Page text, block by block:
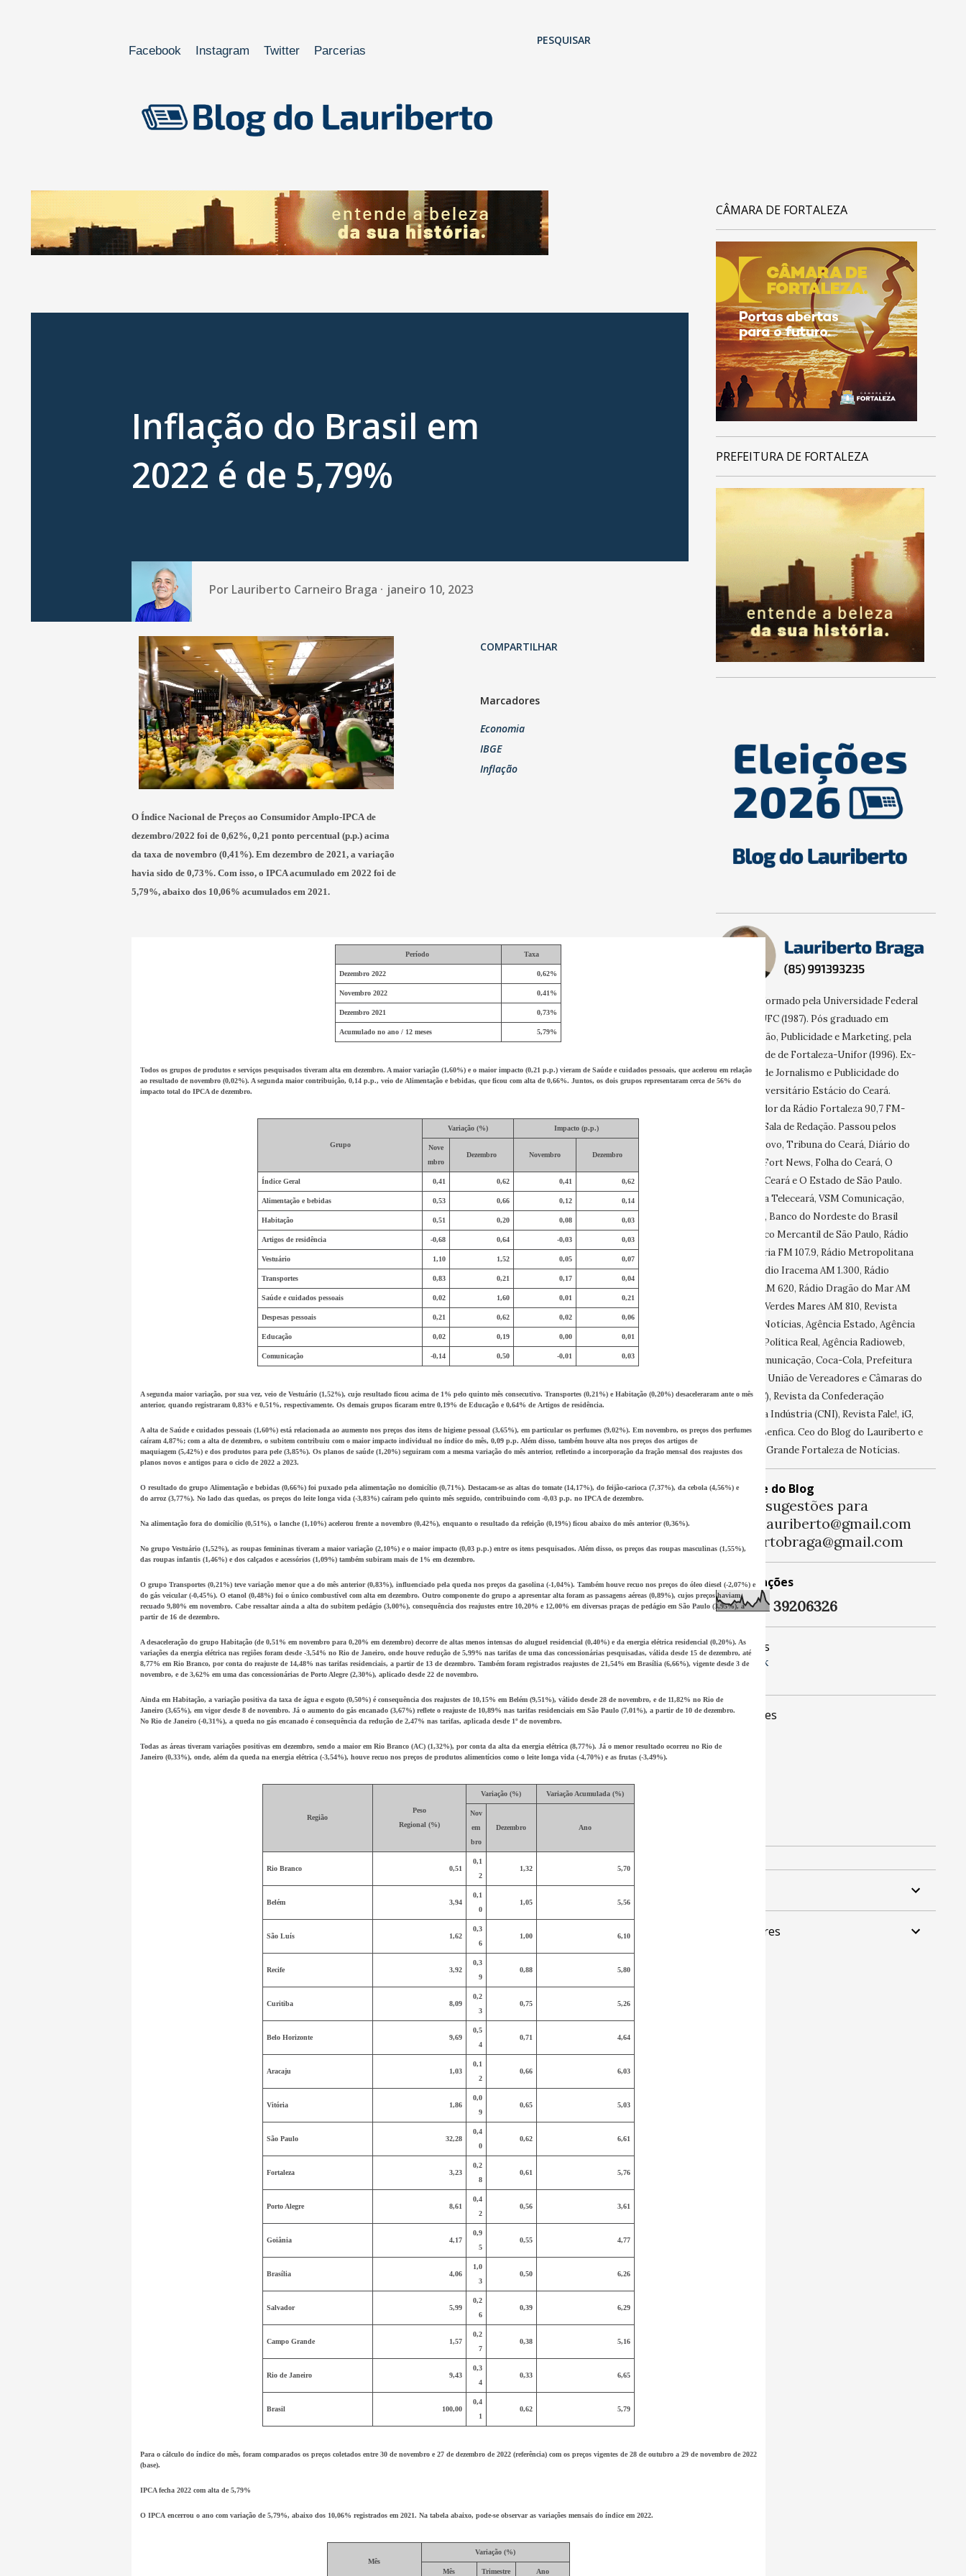
Facebook Instagram Twitter Parcerias
PESQUISAR
Inflação do Brasil em
2022 é de 5,79%
Por Lauriberto Carneiro Braga janeiro 10, 2023
O Índice Nacional de Preços ao Consumidor Amplo-IPCAde
dezembro/2022 foi de 0,62%, 0,21 ponto percentual (p.p.) acima
da taxa de novembro (0,41%). Em dezembro de 2021, a variação
havia sido de 0,73%. Com isso, o IPCA acumulado em 2022 foi de
5,79%, abaixo dos 10,06% acumulados em 2021.
Período Taxa
Dezembro 2022 0,62%
Novembro 2022 0,41%
Dezembro 2021 0,73%
Acumulado no ano / 12 meses 5,79%
Todos os grupos de produtos e serviços pesquisados tiveram alta em dezembro. A maior variação (1,60%) e o maior impacto (0,21 p.p.) vieram de Saúde e cuidados pessoais, que acelerou em relação
ao resultado de novembro (0,02%). A segunda maior contribuição, 0,14 p.p., veio de Alimentação e bebidas, que ficou com alta de 0,66%. Juntos, os dois grupos representaram cerca de 56% do
impacto total do IPCA de dezembro.
Grupo
Variação (%) Impacto (p.p.)
Nove
mbro
Dezembro Novembro Dezembro
Índice Geral 0,41 0,62 0,41 0,62
Alimentação e bebidas 0,53 0,66 0,12 0,14
Habitação 0,51 0,20 0,08 0,03
Artigos de residência -0,68 0,64 -0,03 0,03
Vestuário 1,10 1,52 0,05 0,07
Transportes 0,83 0,21 0,17 0,04
Saúde e cuidados pessoais 0,02 1,60 0,01 0,21
Despesas pessoais 0,21 0,62 0,02 0,06
Educação 0,02 0,19 0,00 0,01
Comunicação -0,14 0,50 -0,01 0,03
A segunda maior variação, por sua vez, veio de Vestuário(1,52%), cujo resultado ficou acima de 1% pelo quinto mês consecutivo. Transportes (0,21%) e Habitação(0,20%) desaceleraram ante o mês
anterior, quando registraram 0,83% e 0,51%, respectivamente. Os demais grupos ficaram entre 0,19% de Educaçãoe 0,64% de Artigos de residência.
A alta de Saúde e cuidados pessoais(1,60%) está relacionada ao aumento nos preços dos itens de higiene pessoal (3,65%), em particular os perfumes (9,02%). Em novembro, os preços dos perfumes
caíram 4,87%; com a alta de dezembro, o subitem contribuiu com o maior impacto individual no índice do mês, 0,09 p.p. Além disso, também houve alta nos preços dos artigos de
maquiagem (5,42%) e dos produtos para pele(3,85%). Os planos de saúde(1,20%) seguiram com a mesma variação do mês anterior, refletindo a incorporação da fração mensal dos reajustes dos
planos novos e antigos para o ciclo de 2022 a 2023.
O resultado do grupo Alimentação e bebidas(0,66%) foi puxado pela alimentação no domicílio (0,71%). Destacam-se as altas do tomate(14,17%), do feijão-carioca(7,37%), da cebola(4,56%) e
do arroz(3,77%). No lado das quedas, os preços do leite longa vida(-3,83%) caíram pelo quinto mês seguido, contribuindo com -0,03 p.p. no IPCA de dezembro.
Na alimentação fora do domicílio (0,51%), o lanche(1,10%) acelerou frente a novembro (0,42%), enquanto o resultado da refeição(0,19%) ficou abaixo do mês anterior (0,36%).
No grupo Vestuário(1,52%), as roupas femininas tiveram a maior variação (2,10%) e o maior impacto (0,03 p.p.) entre os itens pesquisados. Além disso, os preços das roupas masculinas(1,55%),
das roupas infantis(1,46%) e dos calçados e acessórios(1,09%) também subiram mais de 1% em dezembro.
O grupo Transportes (0,21%) teve variação menor que a do mês anterior (0,83%), influenciado pela queda nos preços da gasolina (-1,04%). Também houve recuo nos preços do óleo diesel (-2,07%) e
do gás veicular(-0,45%). O etanol (0,48%) foi o único combustível com alta em dezembro. Outro componente do grupo a apresentar alta foram as passagens aéreas(0,89%), cujos preços haviam
recuado 9,80% em novembro. Cabe ressaltar ainda a alta do subitem pedágio(3,00%), consequência dos reajustes entre 10,20% e 12,00% em diversas praças de pedágio em São Paulo(3,95%), a
partir de 16 de dezembro.
A desaceleração do grupo Habitação(de 0,51% em novembro para 0,20% em dezembro) decorre de altas menos intensas do aluguel residencial (0,40%) e da energia elétrica residencial (0,20%). As
variações da energia elétrica nas regiões foram desde -3,54% no Rio de Janeiro, onde houve redução de 5,99% nas tarifas de uma das concessionárias pesquisadas, válida desde 15 de dezembro, até
8,77% em Rio Branco, por conta do reajuste de 14,48% nas tarifas residenciais, a partir de 13 de dezembro. Também foram registrados reajustes de 21,54% em Brasília (6,66%), vigente desde 3 de
novembro, e de 3,62% em uma das concessionárias de Porto Alegre(2,30%), aplicado desde 22 de novembro.
Ainda em Habitação, a variação positiva da taxa de água e esgoto(0,50%) é consequência dos reajustes de 10,15% em Belém(9,51%), válido desde 28 de novembro, e de 11,82% no Rio de
Janeiro (3,65%), em vigor desde 8 de novembro. Já o aumento do gás encanado(3,67%) reflete o reajuste de 10,89% nas tarifas residenciais em São Paulo (7,01%), a partir de 10 de dezembro.
No Rio de Janeiro(-0,31%), a queda no gás encanado é consequência da redução de 2,47% nas tarifas, aplicada desde 1º de novembro.
Todas as áreas tiveram variações positivas em dezembro, sendo a maior em Rio Branco (AC)(1,32%), por conta da alta da energia elétrica(8,77%). Já o menor resultado ocorreu no Rio de
Janeiro (0,33%), onde, além da queda na energia elétrica(-3,54%), houve recuo nos preços de produtos alimentícios como o leite longa vida (-4,70%) e as frutas(-3,49%).
Região
Peso
Regional (%)
Variação (%) Variação Acumulada (%)
Nov
em
bro
Dezembro Ano
Rio Branco 0,51
0,1
2
1,32 5,70
Belém 3,94
0,1
0
1,05 5,56
São Luís 1,62
0,3
6
1,00 6,10
Recife 3,92
0,3
9
0,88 5,80
Curitiba 8,09
0,2
3
0,75 5,26
Belo Horizonte 9,69
0,5
4
0,71 4,64
Aracaju 1,03
0,1
2
0,66 6,03
Vitória 1,86
0,0
9
0,65 5,03
São Paulo 32,28
0,4
0
0,62 6,61
Fortaleza 3,23
0,2
8
0,61 5,76
Porto Alegre 8,61
0,4
2
0,56 3,61
Goiânia 4,17
0,9
5
0,55 4,77
Brasília 4,06
1,0
3
0,50 6,26
Salvador 5,99
0,2
6
0,39 6,29
Campo Grande 1,57
0,2
7
0,38 5,16
Rio de Janeiro 9,43
0,3
4
0,33 6,65
Brasil 100,00
0,4
1
0,62 5,79
Para o cálculo do índice do mês, foram comparados os preços coletados entre 30 de novembro e 27 de dezembro de 2022 (referência) com os preços vigentes de 28 de outubro a 29 de novembro de 2022
(base).
IPCA fecha 2022 com alta de 5,79%
O IPCAencerrou o ano com variação de 5,79%, abaixo dos 10,06% registrados em 2021. Na tabela abaixo, pode-se observar as variações mensais do índice em 2022.
Mês
Variação (%)
Mês Trimestre Ano
COMPARTILHAR
Marcadores
Economia
IBGE
Inflação
CÂMARA DE FORTALEZA
PREFEITURA DE FORTALEZA
Jornalista formado pela Universidade Federal
do Ceará-UFC (1987). Pós graduado em
Comunicação, Publicidade e Marketing, pela
Universidade de Fortaleza-Unifor (1996). Ex-
professor de Jornalismo e Publicidade do
Centro Universitário Estácio do Ceará.
Apresentador da Rádio Fortaleza 90,7 FM-
Programa Sala de Redação. Passou pelos
jornais O Povo, Tribuna do Ceará, Diário do
Nordeste, Fort News, Folha do Ceará, O
Estado do Ceará e O Estado de São Paulo.
Estagiou na Teleceará, VSM Comunicação,
Sesi-Ceará, Banco do Nordeste do Brasil
(BNB), Banco Mercantil de São Paulo, Rádio
Universitária FM 107.9, Rádio Metropolitana
AM 930, Rádio Iracema AM 1.300, Rádio
Assunção AM 620, Rádio Dragão do Mar AM
690, Rádio Verdes Mares AM 810, Revista
IstoÉ, Uol Notícias, Agência Estado, Agência
Nordeste, Política Real, Agência Radioweb,
Victory Comunicação, Coca-Cola, Prefeitura
de Caucaia, União de Vereadores e Câmaras do
Ceará (UVC), Revista da Confederação
Nacional da Indústria (CNI), Revista Fale!, iG,
Shopping Benfica. Ceo do Blog do Lauriberto e
da Agência Grande Fortaleza de Notícias.
Participe do Blog
Mande sugestões para
blogdolauriberto@gmail.com
lauribertobraga@gmail.com
Visualizações
39206326
Visite-nos
Facebook
Seguidores
Marcadores